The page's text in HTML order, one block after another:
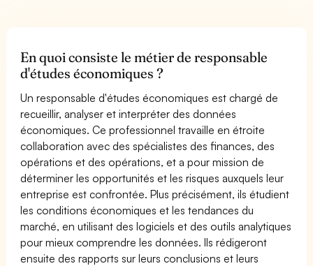
En quoi consiste le métier de responsable
d'études économiques ?
Un responsable d'études économiques est chargé de
recueillir, analyser et interpréter des données
économiques. Ce professionnel travaille en étroite
collaboration avec des spécialistes des finances, des
opérations et des opérations, et a pour mission de
déterminer les opportunités et les risques auxquels leur
entreprise est confrontée. Plus précisément, ils étudient
les conditions économiques et les tendances du
marché, en utilisant des logiciels et des outils analytiques
pour mieux comprendre les données. Ils rédigeront
ensuite des rapports sur leurs conclusions et leurs